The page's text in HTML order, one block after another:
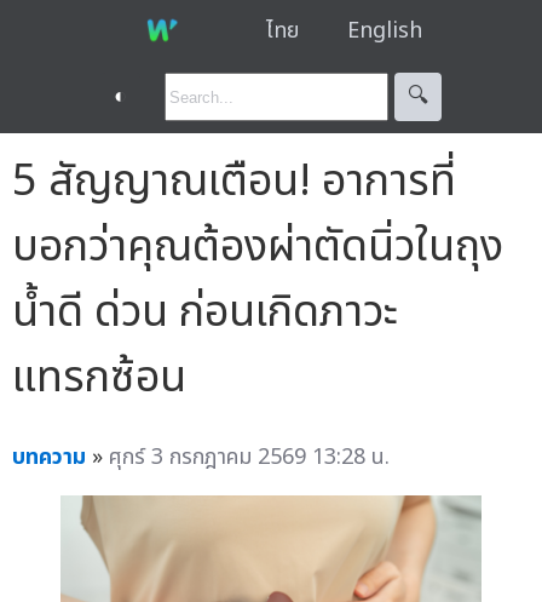
ไทย English
◐ 🔍︎
5 สัญญาณเตือน! อาการที่
บอกว่าคุณต้องผ่าตัดนิ่วในถุง
น้ำดี ด่วน ก่อนเกิดภาวะ
แทรกซ้อน
บทความ » ศุกร์ 3 กรกฎาคม 2569 13:28 น.